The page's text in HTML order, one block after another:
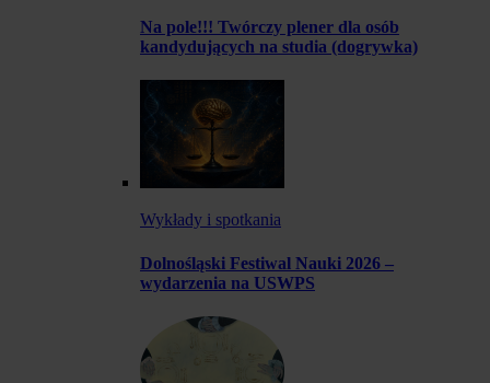
Na pole!!! Twórczy plener dla osób
kandydujących na studia (dogrywka)
Wykłady i spotkania
Dolnośląski Festiwal Nauki 2026 –
wydarzenia na USWPS